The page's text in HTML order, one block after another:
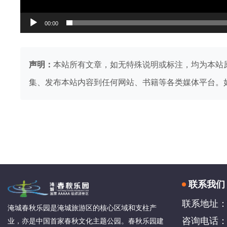
00:00
声明： 本站所有文章，如无特殊说明或标注，均为本
集、发布本站内容到任何网站、书籍等各类媒体平台
淹城春秋乐园是淹城旅游区的核心区域和支柱产
业，亦是中国首家春秋文化主题公园。春秋乐园建
联系我们
联系地址
咨询电话